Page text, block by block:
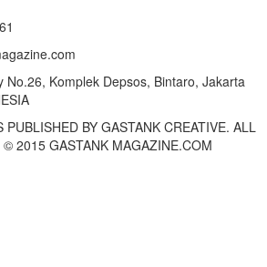
No.26, Komplek Depsos, Bintaro, Jakarta
BY GASTANK CREATIVE. ALL
2015 GASTANK MAGAZINE.COM